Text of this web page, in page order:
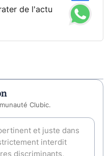
de l'actu
Clubic.